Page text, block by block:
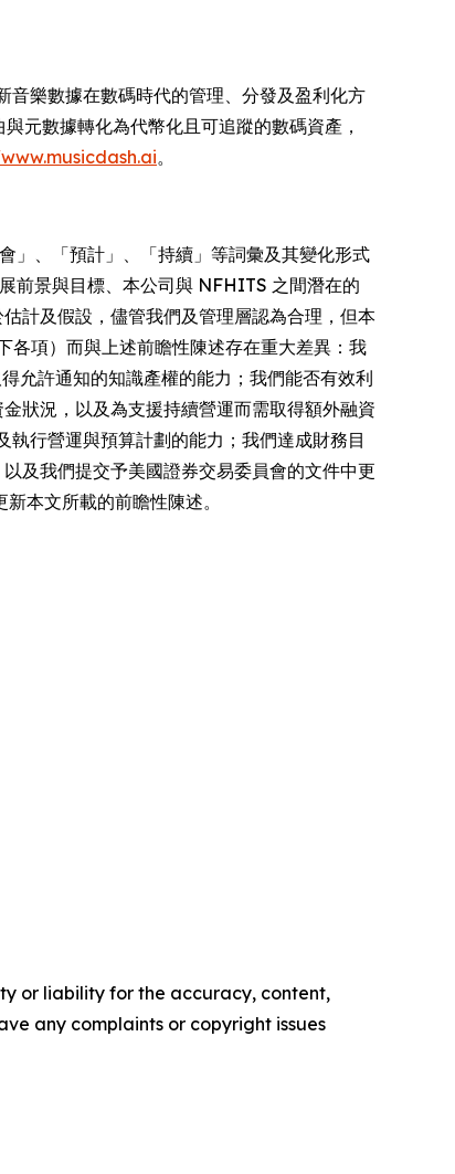
樂數據在數碼時代的管理、分發及盈利化方
元數據轉化為代幣化且可追蹤的數碼資產，
。
」、「預計」、「持續」等詞彙及其變化形式
前景與目標、本公司與 NFHITS 之間潛在的
計及假設，儘管我們及管理層認為合理，但本
各項）而與上述前瞻性陳述存在重大差異：我
允許通知的知識產權的能力；我們能否有效利
狀況，以及為支援持續營運而需取得額外融資
行營運與預算計劃的能力；我們達成財務目
及我們提交予美國證券交易委員會的文件中更
本文所載的前瞻性陳述。
or liability for the accuracy, content,
any complaints or copyright issues